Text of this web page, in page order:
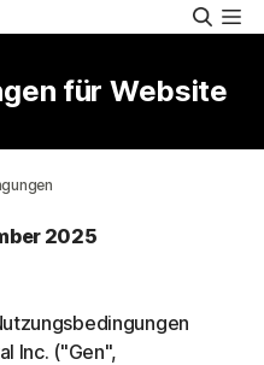
für Website
2025
Inc. ("Gen",